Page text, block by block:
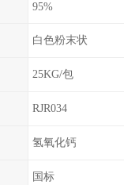
95%
白色粉末状
25KG/包
RJR034
氢氧化钙
国标